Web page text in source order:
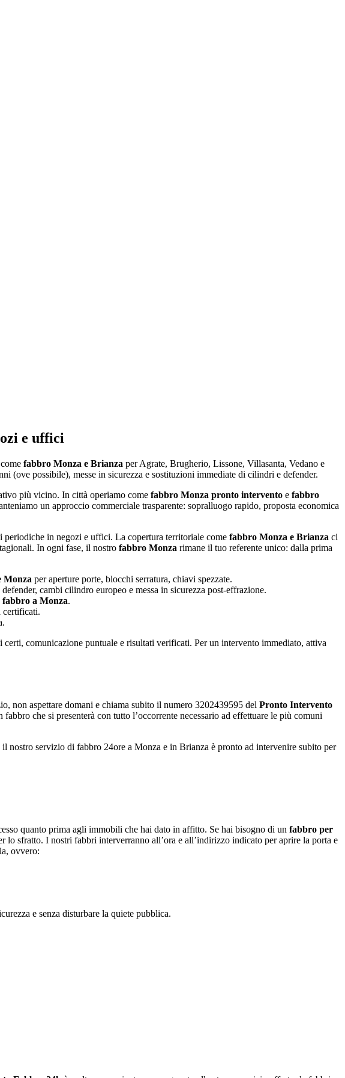
e uffici
fabbro Monza e Brianza per Agrate, Brugherio, Lissone, Villasanta, Vedano e
(ove possibile), messe in sicurezza e sostituzioni immediate di cilindri e defender.
più vicino. In città operiamo come fabbro Monza pronto intervento e fabbro
un approccio commerciale trasparente: sopralluogo rapido, proposta economica
in negozi e uffici. La copertura territoriale come fabbro Monza e Brianza ci
In ogni fase, il nostro fabbro Monza rimane il tuo referente unico: dalla prima
Monza per aperture porte, blocchi serratura, chiavi spezzate.
cambi cilindro europeo e messa in sicurezza post-effrazione.
fabbro a Monza.
certificati.
certi, comunicazione puntuale e risultati verificati. Per un intervento immediato, attiva
non aspettare domani e chiama subito il numero 3202439595 del Pronto Intervento
che si presenterà con tutto l’occorrente necessario ad effettuare le più comuni
nostro servizio di fabbro 24ore a Monza e in Brianza è pronto ad intervenire subito per
quanto prima agli immobili che hai dato in affitto. Se hai bisogno di un fabbro per
sfratto. I nostri fabbri interverranno all’ora e all’indirizzo indicato per aprire la porta e
ovvero:
e senza disturbare la quiete pubblica.